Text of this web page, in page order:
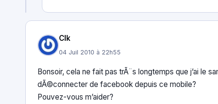
Clk
04 Juil 2010 à 22h55
Bonsoir, cela ne fait pas trÃ¨s longtemps que j’ai le
dÃ©connecter de facebook depuis ce mobile?
Pouvez-vous m’aider?